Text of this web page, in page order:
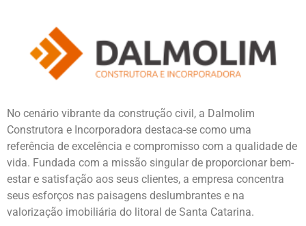
No cenário vibrante da construção civil, a Dalmolim
Construtora e Incorporadora destaca-se como uma
referência de excelência e compromisso com a qualidade de
vida. Fundada com a missão singular de proporcionar bem-
estar e satisfação aos seus clientes, a empresa concentra
seus esforços nas paisagens deslumbrantes e na
valorização imobiliária do litoral de Santa Catarina.